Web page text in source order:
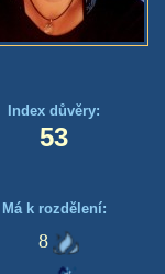
Index důvěry:
53
Má k rozdělení:
8